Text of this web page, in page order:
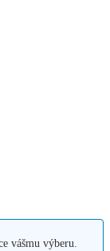
vášmu výberu.